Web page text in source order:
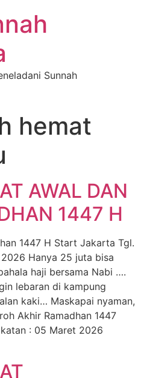
Sunnah
hemat
AWAL DAN
1447 H
1447 H Start Jakarta Tgl.
Hanya 25 juta bisa
haji bersama Nabi ….
lebaran di kampung
kaki… Maskapai nyaman,
Akhir Ramadhan 1447
: 05 Maret 2026